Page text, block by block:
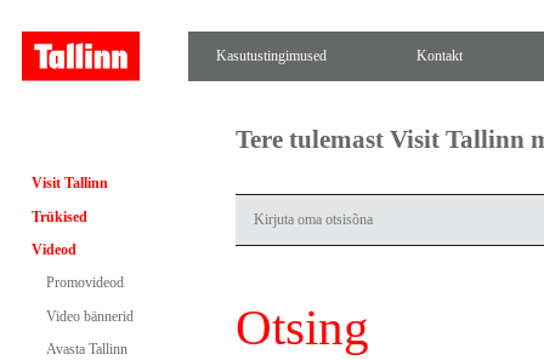
Kasutustingimused Kontakt
Visit Tallinn
Trükised
Videod
Promovideod
Video bännerid
Avasta Tallinn
Tere tulemast Visit Tallinn
Otsing